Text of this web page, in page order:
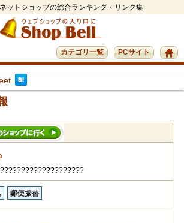
ットショップの総合ランキング・リンク集
PCサイト
カテゴリ一覧